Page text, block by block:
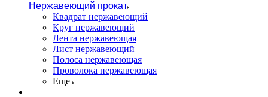
Нержавеющий прокат
Квадрат нержавеющий
Круг нержавеющий
Лента нержавеющая
Лист нержавеющий
Полоса нержавеющая
Проволока нержавеющая
Еще